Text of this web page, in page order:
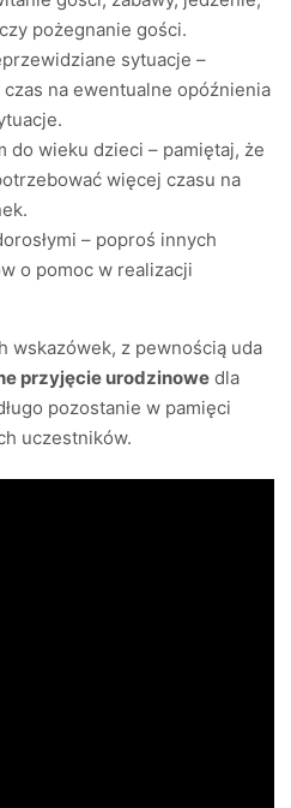
pożegnanie gości.
sytuacje –
na ewentualne opóźnienia
do wieku dzieci – pamiętaj, że
więcej czasu na
– poproś innych
o pomoc w realizacji
wskazówek, z pewnością uda
przyjęcie urodzinowe dla
pozostanie w pamięci
uczestników.